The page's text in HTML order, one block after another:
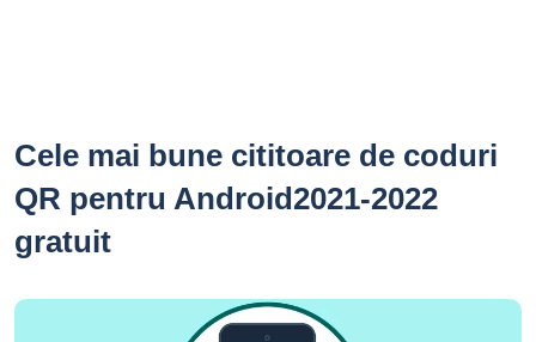
Cele mai bune cititoare de coduri
QR pentru Android2021-2022
gratuit